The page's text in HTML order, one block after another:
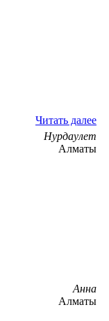
Читать далее
Нурдаулет
Алматы
Анна
Алматы